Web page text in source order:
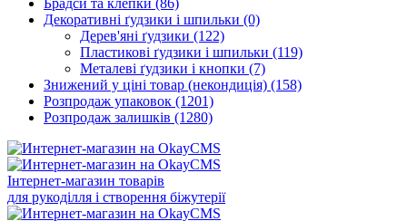
Брадси та клепки (86)
Декоративні ґудзики і шпильки (0)
Дерев'яні ґудзики (122)
Пластикові ґудзики і шпильки (119)
Металеві ґудзики і кнопки (7)
Знижений у ціні товар (некондиція) (158)
Розпродаж упаковок (1201)
Розпродаж залишків (1280)
Інтернет-магазин товарів
для рукоділля і створення біжутерії